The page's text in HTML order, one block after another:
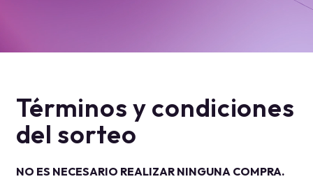
Términos y condiciones
del sorteo
NO ES NECESARIO REALIZAR NINGUNA COMPRA.